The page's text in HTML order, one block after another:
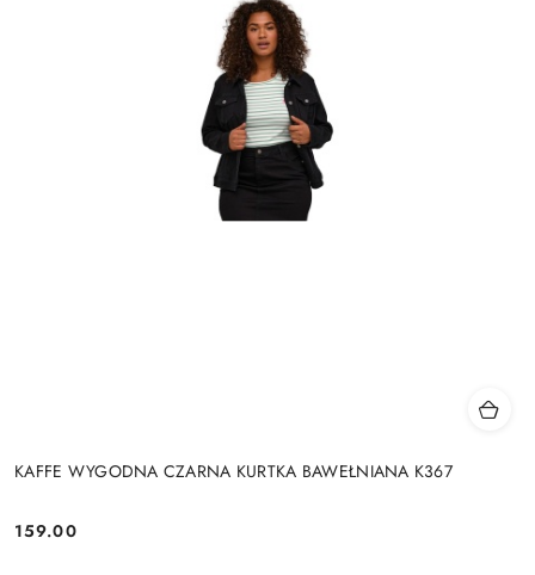
KAFFE WYGODNA CZARNA KURTKA BAWEŁNIANA K367
Cena:
159.00